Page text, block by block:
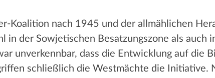
Koalition nach 1945 und der allmählichen
in der Sowjetischen Besatzungszone als auch
unverkennbar, dass die Entwicklung auf die
schließlich die Westmächte die Initiative.